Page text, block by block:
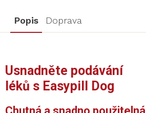
Popis Doprava
Usnadněte podávání
léků s Easypill Dog